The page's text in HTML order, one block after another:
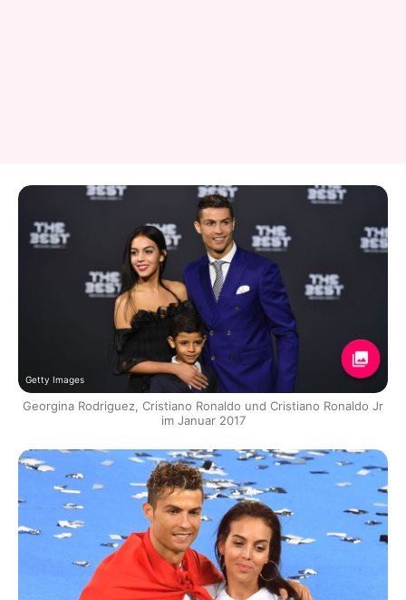
Getty Images
Georgina Rodriguez, Cristiano Ronaldo und Cristiano Ronaldo Jr
im Januar 2017